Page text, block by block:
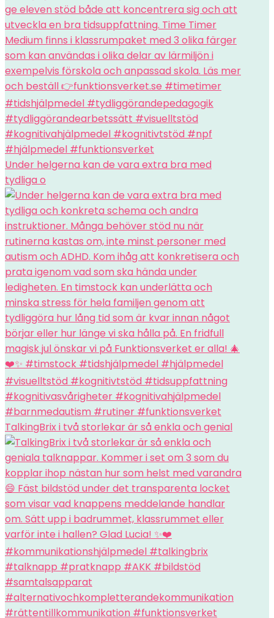
Under helgerna kan de vara extra bra med
tydliga o
TalkingBrix i två storlekar är så enkla och genial